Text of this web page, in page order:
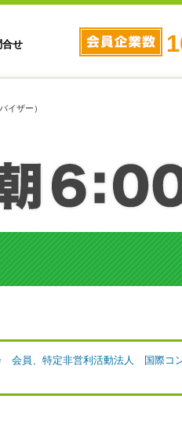
合せ
イザー）
員、特定非営利活動法人 国際コ